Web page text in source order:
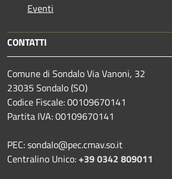
Eventi
CONTATTI
Comune di Sondalo Via Vanoni, 32
23035 Sondalo (SO)
Codice Fiscale: 00109670141
Partita IVA: 00109670141
PEC: sondalo@pec.cmav.so.it
Centralino Unico:+39 0342 809011